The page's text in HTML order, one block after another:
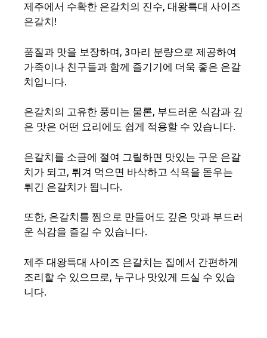
제주에서 수확한 은갈치의 진수, 대왕특대 사이즈
은갈치!
품질과 맛을 보장하며, 3마리 분량으로 제공하여
가족이나 친구들과 함께 즐기기에 더욱 좋은 은갈
치입니다.
은갈치의 고유한 풍미는 물론, 부드러운 식감과 깊
은 맛은 어떤 요리에도 쉽게 적용할 수 있습니다.
은갈치를 소금에 절여 그릴하면 맛있는 구운 은갈
치가 되고, 튀겨 먹으면 바삭하고 식욕을 돋우는
튀긴 은갈치가 됩니다.
또한, 은갈치를 찜으로 만들어도 깊은 맛과 부드러
운 식감을 즐길 수 있습니다.
제주 대왕특대 사이즈 은갈치는 집에서 간편하게
조리할 수 있으므로, 누구나 맛있게 드실 수 있습
니다.